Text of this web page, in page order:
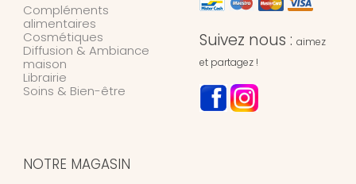
Compléments
alimentaires
Cosmétiques
Diffusion & Ambiance
maison
Librairie
Soins & Bien-être
Suivez nous : aimez
et partagez !
NOTRE MAGASIN